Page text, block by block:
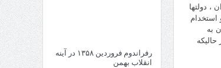
دولتها
استخدام
به
رفراندوم فروردین ۱۳۵۸ در آینه
انقلاب بهمن